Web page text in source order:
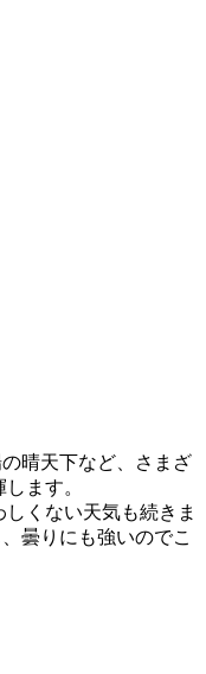
晴天下など、さまざ
ます。
くない天気も続きま
曇りにも強いのでこ